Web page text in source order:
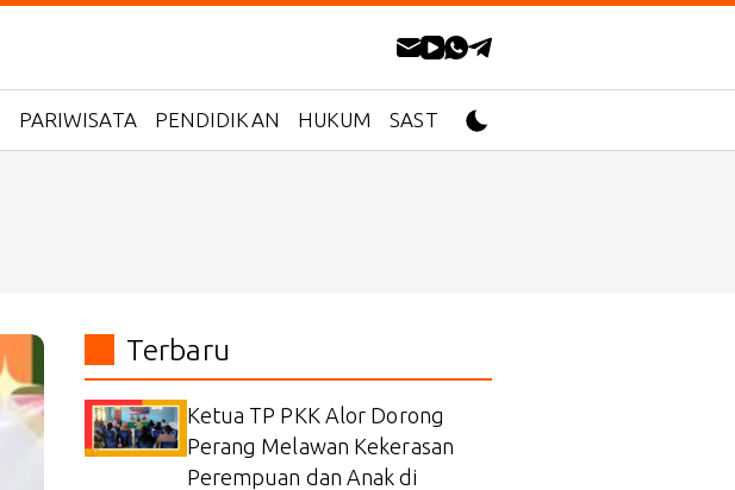
PARIWISATA PENDIDIKAN HUKUM SASTRA
Terbaru
Ketua TP PKK Alor Dorong
Perang Melawan Kekerasan
Perempuan dan Anak di